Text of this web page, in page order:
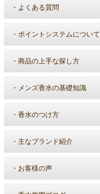
・ よくある質問
・ ポイントシステムについて
・ 商品の上手な探し方
・ メンズ香水の基礎知識
・ 香水のつけ方
・ 主なブランド紹介
・ お客様の声